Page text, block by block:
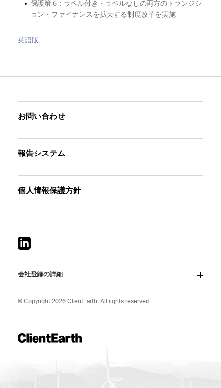
保護策 6：ラベル付き・ラベルなしの両方のトランジシ
ョン・ファイナンスを拡大する制度改革を実施
英語版
お問い合わせ
報告システム
個人情報保護方針
会社登録の詳細
© Copyright 2026 ClientEarth. All rights reserved